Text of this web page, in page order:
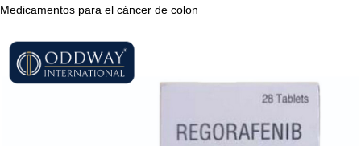
Medicamentos para el cáncer de colon